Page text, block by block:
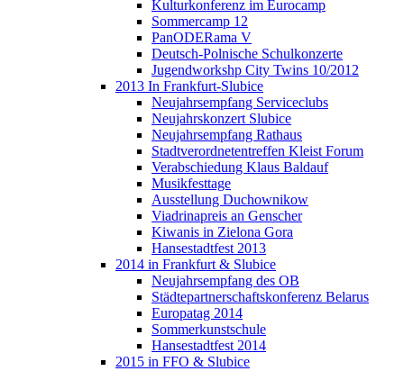
Kulturkonferenz im Eurocamp
Sommercamp 12
PanODERama V
Deutsch-Polnische Schulkonzerte
Jugendworkshp City Twins 10/2012
2013 In Frankfurt-Slubice
Neujahrsempfang Serviceclubs
Neujahrskonzert Slubice
Neujahrsempfang Rathaus
Stadtverordnetentreffen Kleist Forum
Verabschiedung Klaus Baldauf
Musikfesttage
Ausstellung Duchownikow
Viadrinapreis an Genscher
Kiwanis in Zielona Gora
Hansestadtfest 2013
2014 in Frankfurt & Slubice
Neujahrsempfang des OB
Städtepartnerschaftskonferenz Belarus
Europatag 2014
Sommerkunstschule
Hansestadtfest 2014
2015 in FFO & Slubice